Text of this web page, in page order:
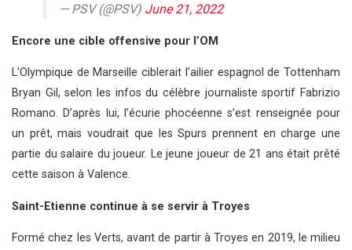
— PSV (@PSV) June 21, 2022
Encore une cible offensive pour l’OM
L’Olympique de Marseille ciblerait l’ailier espagnol de Tottenham
Bryan Gil, selon les infos du célèbre journaliste sportif Fabrizio
Romano. D’après lui, l’écurie phocéenne s’est renseignée pour
un prêt, mais voudrait que les Spurs prennent en charge une
partie du salaire du joueur. Le jeune joueur de 21 ans était prêté
cette saison à Valence.
Saint-Etienne continue à se servir à Troyes
Formé chez les Verts, avant de partir à Troyes en 2019, le milieu